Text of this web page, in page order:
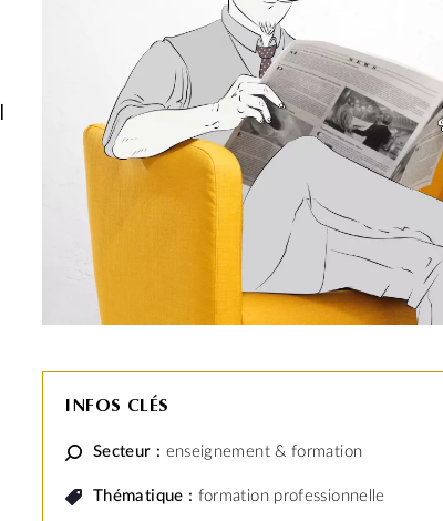
INFOS CLÉS
Secteur : enseignement & formation
Thématique : formation professionnelle